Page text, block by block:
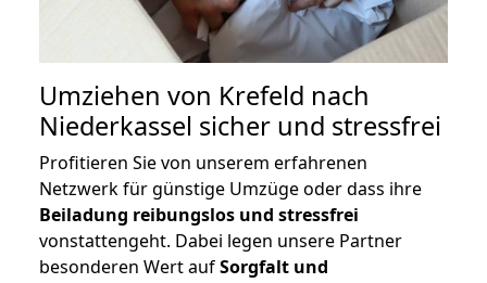
Umziehen von Krefeld nach
Niederkassel sicher und stressfrei
Profitieren Sie von unserem erfahrenen
Netzwerk für günstige Umzüge oder dass ihre
Beiladung reibungslos und stressfrei
vonstattengeht. Dabei legen unsere Partner
besonderen Wert aufSorgfalt und